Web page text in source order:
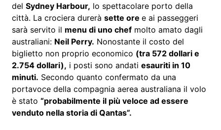
del Sydney Harbour, lo spettacolare porto della
città. La crociera durerà sette ore e ai passeggeri
sarà servito il menu di uno chefmolto amato dagli
australiani: Neil Perry. Nonostante il costo del
biglietto non proprio economico (tra 572 dollari e
2.754 dollari), i posti sono andati esauriti in 10
minuti. Secondo quanto confermato da una
portavoce della compagnia aerea australiana il volo
è stato “probabilmente il più veloce ad essere
venduto nella storia di Qantas”.